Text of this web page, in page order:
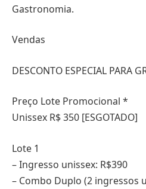
Gastronomia.
Vendas
DESCONTO ESPECIAL PARA
Preço Lote Promocional *
Unissex R$ 350 [ESGOTADO]
Lote 1
– Ingresso unissex: R$390
– Combo Duplo (2 ingressos